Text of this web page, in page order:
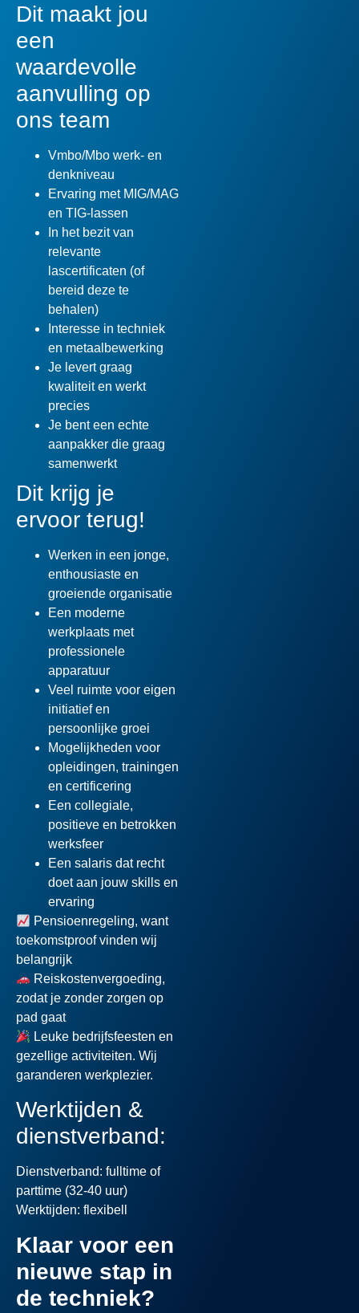
Dit maakt jou
een
waardevolle
aanvulling op
ons team
Vmbo/Mbo werk- en
denkniveau
Ervaring met MIG/MAG
en TIG-lassen
In het bezit van
relevante
lascertificaten (of
bereid deze te
behalen)
Interesse in techniek
en metaalbewerking
Je levert graag
kwaliteit en werkt
precies
Je bent een echte
aanpakker die graag
samenwerkt
Dit krijg je
ervoor terug!
Werken in een jonge,
enthousiaste en
groeiende organisatie
Een moderne
werkplaats met
professionele
apparatuur
Veel ruimte voor eigen
initiatief en
persoonlijke groei
Mogelijkheden voor
opleidingen, trainingen
en certificering
Een collegiale,
positieve en betrokken
werksfeer
Een salaris dat recht
doet aan jouw skills en
ervaring
Pensioenregeling, want
toekomstproof vinden wij
belangrijk
Reiskostenvergoeding,
zodat je zonder zorgen op
pad gaat
Leuke bedrijfsfeesten en
gezellige activiteiten. Wij
garanderen werkplezier.
Werktijden &
dienstverband:
Dienstverband: fulltime of
parttime (32-40 uur)
Werktijden: flexibell
Klaar voor een
nieuwe stap in
de techniek?